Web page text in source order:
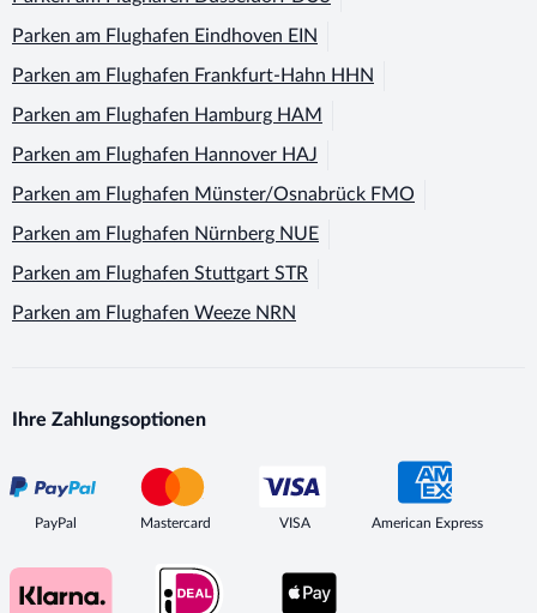
Parken am Flughafen Eindhoven EIN
Parken am Flughafen Frankfurt-Hahn HHN
Parken am Flughafen Hamburg HAM
Parken am Flughafen Hannover HAJ
Parken am Flughafen Münster/Osnabrück FMO
Parken am Flughafen Nürnberg NUE
Parken am Flughafen Stuttgart STR
Parken am Flughafen Weeze NRN
Ihre Zahlungsoptionen
PayPal Mastercard VISA American Express